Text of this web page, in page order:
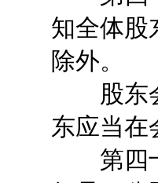
知全体股
除外。
股东会
东应当在
第四十